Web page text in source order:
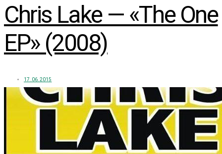
Chris Lake — «The One
EP» (2008)
17.06.2015